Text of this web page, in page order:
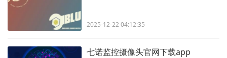
2025-12-22 04:12:35
七诺监控摄像头官网下载app